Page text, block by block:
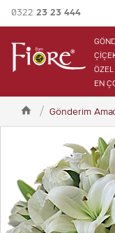
0322 23 23 444
EN
 Gönderim